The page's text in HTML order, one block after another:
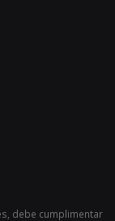
debe cumplimentar